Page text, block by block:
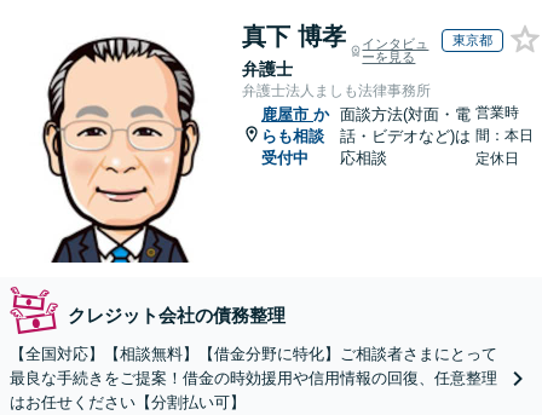
真下 博孝
弁護士
インタビュ
ーを見る
東京都
弁護士法人ましも法律事務所
鹿屋市 か
らも相談
受付中
面談方法(対面・電
話・ビデオなど)は
応相談
営業時
間：本日
定休日
クレジット会社の債務整理
【全国対応】【相談無料】【借金分野に特化】ご相談者さまにとって
最良な手続きをご提案！借金の時効援用や信用情報の回復、任意整理
はお任せください【分割払い可】